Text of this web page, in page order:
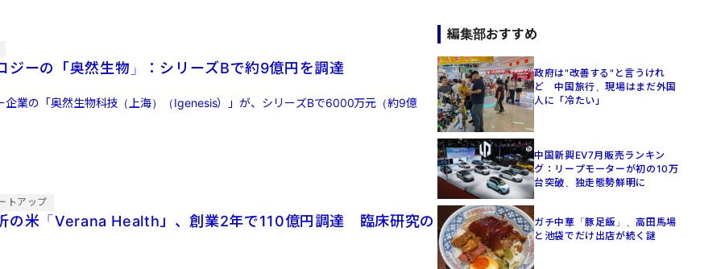
ジーの「奥然生物」：シリーズBで約9億円を調達
企業の「奥然生物科技（上海）（Igenesis）」が、シリーズBで6000万元（約9億
トアップ
の米「Verana Health」、創業2年で110億円調達 臨床研究の
編集部おすすめ
政府は"改善する"と言うけれ
ど 中国旅行、現場はまだ外国
人に「冷たい」
中国新興EV7月販売ランキン
グ：リープモーターが初の10万
台突破、独走態勢鮮明に
ガチ中華「豚足飯」、高田馬場
と池袋でだけ出店が続く謎